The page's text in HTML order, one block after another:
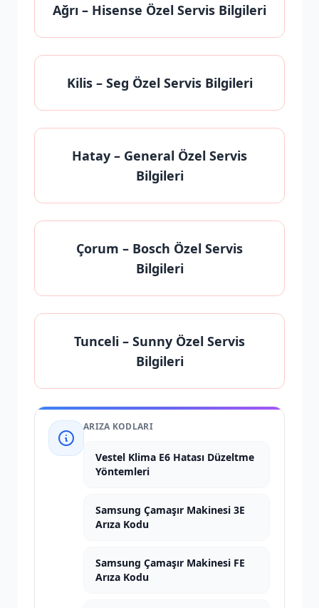
Ağrı – Hisense Özel Servis Bilgileri
Kilis– Seg Özel Servis Bilgileri
Hatay – General Özel Servis
Bilgileri
Çorum – Bosch Özel Servis
Bilgileri
Tunceli – Sunny Özel Servis
Bilgileri
ARIZA KODLARI
Vestel Klima E6 Hatası Düzeltme
Yöntemleri
Samsung Çamaşır Makinesi 3E
Arıza Kodu
Samsung Çamaşır Makinesi FE
Arıza Kodu